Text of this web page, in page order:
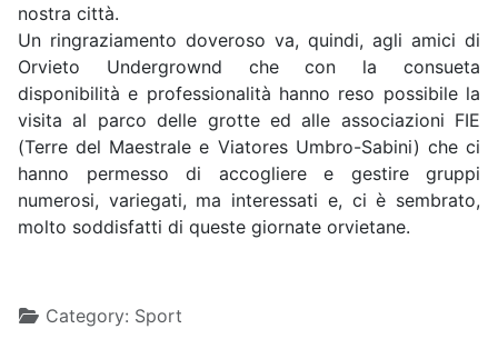
nostra città.
Un ringraziamento doveroso va, quindi, agli amici di
Orvieto Undergrownd che con la consueta
disponibilità e professionalità hanno reso possibile la
visita al parco delle grotte ed alle associazioni FIE
(Terre del Maestrale e Viatores Umbro-Sabini) che ci
hanno permesso di accogliere e gestire gruppi
numerosi, variegati, ma interessati e, ci è sembrato,
molto soddisfatti di queste giornate orvietane.
DetailsCategory: Sport